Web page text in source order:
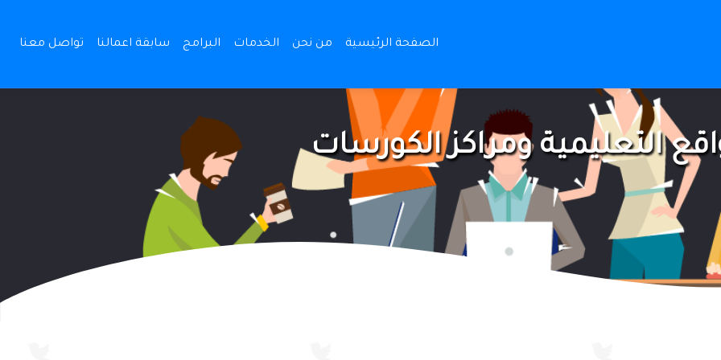
الصفحة الرئيسية من نحن الخدمات البرامج سابقة اعمالنا تواصل معنا
التعليمية ومراكز الكورسات